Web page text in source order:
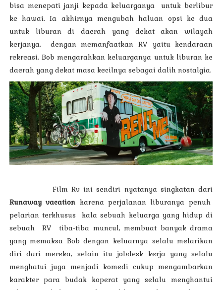
bisa menepati janji kepada keluarganya
untuk berlibur
ke hawai. Ia akhirnya mengubah haluan opsi ke dua
untuk liburan di daerah yang dekat akan wilayah
kerjanya,
dengan memanfaatkan RV yaitu kendaraan
rekreasi. Bob mengarahkan keluarganya untuk liburan ke
daerah yang dekat masa kecilnya sebagai dalih nostalgia.
Film Rv ini sendiri nyatanya singkatan dari
Runaway vacation karena perjalanan liburanya penuh
pelarian terkhusus kala sebuah keluarga yang hidup di
sebuah RV tiba-tiba muncul, membuat banyak drama
yang memaksa Bob dengan keluarnya selalu melarikan
diri dari mereka, selain itu jobdesk kerja yang selalu
menghatui juga menjadi komedi cukup mengambarkan
karakter para budak koperat yang selalu menghantui